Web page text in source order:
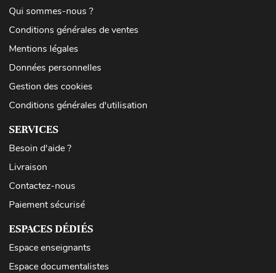
Qui sommes-nous ?
Conditions générales de ventes
Mentions légales
Données personnelles
Gestion des cookies
Conditions générales d'utilisation
SERVICES
Besoin d'aide ?
Livraison
Contactez-nous
Paiement sécurisé
ESPACES DÉDIÉS
Espace enseignants
Espace documentalistes